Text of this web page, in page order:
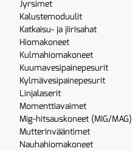
Jyrsimet
Kalustemoduulit
Katkaisu- ja jiirisahat
Hiomakoneet
Kulmahiomakoneet
Kuumavesipainepesurit
Kylmävesipainepesurit
Linjalaserit
Momenttiavaimet
Mig-hitsauskoneet (MIG/MAG)
Mutterinvääntimet
Nauhahiomakoneet